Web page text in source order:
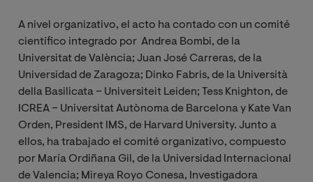
A nivel organizativo, el acto ha contado con un comité
científico integrado por Andrea Bombi, de la
Universitat de València; Juan José Carreras, de la
Universidad de Zaragoza; Dinko Fabris, de la Università
della Basilicata – Universiteit Leiden; Tess Knighton, de
ICREA – Universitat Autònoma de Barcelona y Kate Van
Orden, President IMS, de Harvard University. Junto a
ellos, ha trabajado el comité organizativo, compuesto
por María Ordiñana Gil, de la Universidad Internacional
de Valencia; Mireya Royo Conesa, Investigadora